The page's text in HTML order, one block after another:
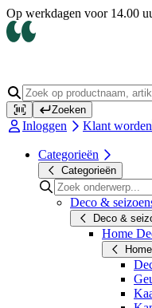
Op werkdagen voor 14.00
Zoeken
Inloggen Klant worden
Categorieën
Categorieën
Deco &
Deco &
Home